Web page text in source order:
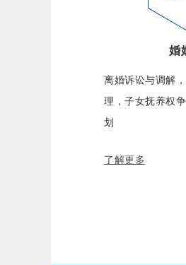
婚
离婚诉讼与调解
理，子女抚养权
划
了解更多